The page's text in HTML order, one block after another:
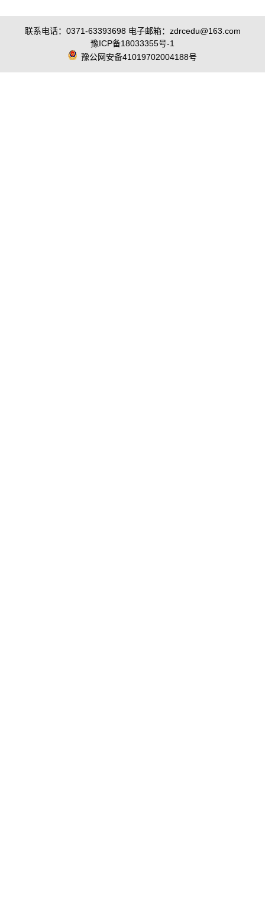
联系电话：0371-63393698 电子邮箱：zdrcedu@163.com
豫ICP备18033355号-1
豫公网安备41019702004188号